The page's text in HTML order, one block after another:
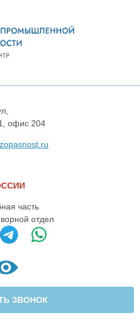
офис 204
часть
отдел
ЗВОНОК